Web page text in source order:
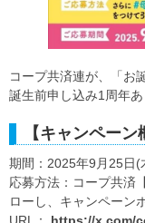
コープ共済連が、「お
誕生前申し込み1周年
【キャンペーン
期間：2025年9月25日
応募方法：コープ共済
ローし、キャンペーン